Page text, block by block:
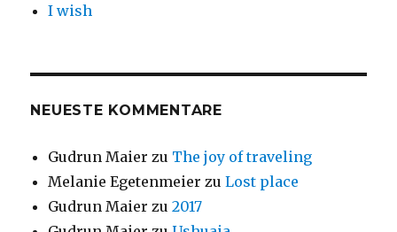
I wish
NEUESTE KOMMENTARE
Gudrun Maier zu The joy of traveling
Melanie Egetenmeier zuLost place
Gudrun Maier zu2017